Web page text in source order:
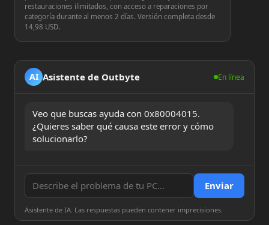
restauraciones ilimitados, con acceso a reparaciones por
categoría durante al menos 2 días. Versión completa desde
14,98 USD.
AI Asistente de Outbyte En línea
Veo que buscas ayuda con 0x80004015.
¿Quieres saber qué causa este error y cómo
solucionarlo?
Enviar
Asistente de IA. Las respuestas pueden contener imprecisiones.